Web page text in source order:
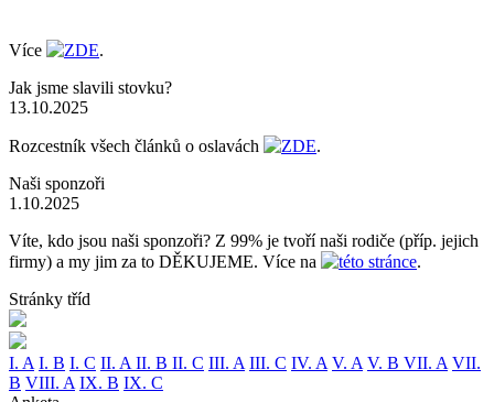
Více ZDE.
Jak jsme slavili stovku?
13.10.2025
Rozcestník všech článků o oslavách ZDE.
Naši sponzoři
1.10.2025
Víte, kdo jsou naši sponzoři? Z 99% je tvoří naši rodiče (příp. jejich
firmy) a my jim za to DĚKUJEME. Více na
této stránce.
Stránky tříd
I. A I. B I. C II. A II. B II. C III. A III. C IV. A V. A V. B VII. A VII.
B VIII. A IX. B IX. C